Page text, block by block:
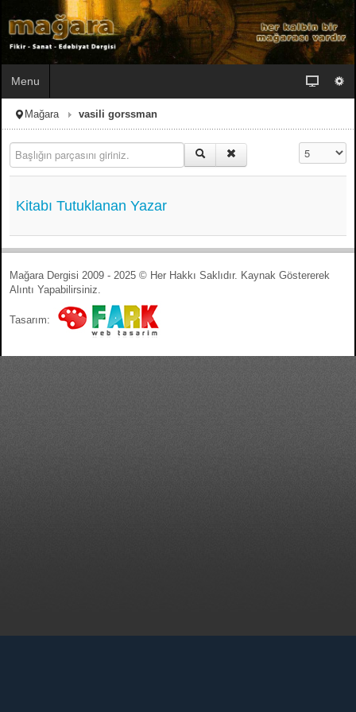
Menu
Mağara vasili gorssman
Başlığın parçasını giriniz.
Kitabı Tutuklanan Yazar
Mağara Dergisi 2009 - 2025 © Her Hakkı Saklıdır. Kaynak Göstererek
Alıntı Yapabilirsiniz.
Tasarım: